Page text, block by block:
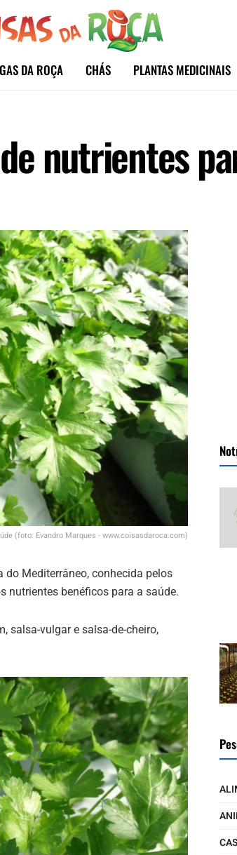
DA ROÇA CHÁS PLANTAS MEDICINAIS
nutrientes
(foto: Evandro Marques - www.coisasdaroca.com)
do Mediterrâneo, conhecida pelos
nutrientes benéficos para a saúde.
salsa-vulgar e salsa-de-cheiro,